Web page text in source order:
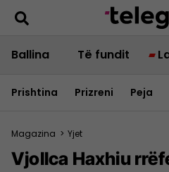
Ballina Të fundit
Prishtina Prizreni Peja
Magazina > Yjet
Vjollca Haxhiu